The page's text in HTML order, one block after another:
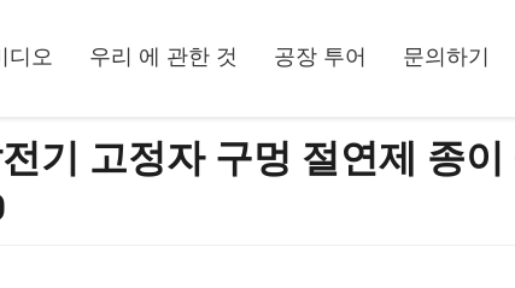
디오 우리 에 관한 것 공장 투어 문의하기
기 고정자 구멍 절연제 종